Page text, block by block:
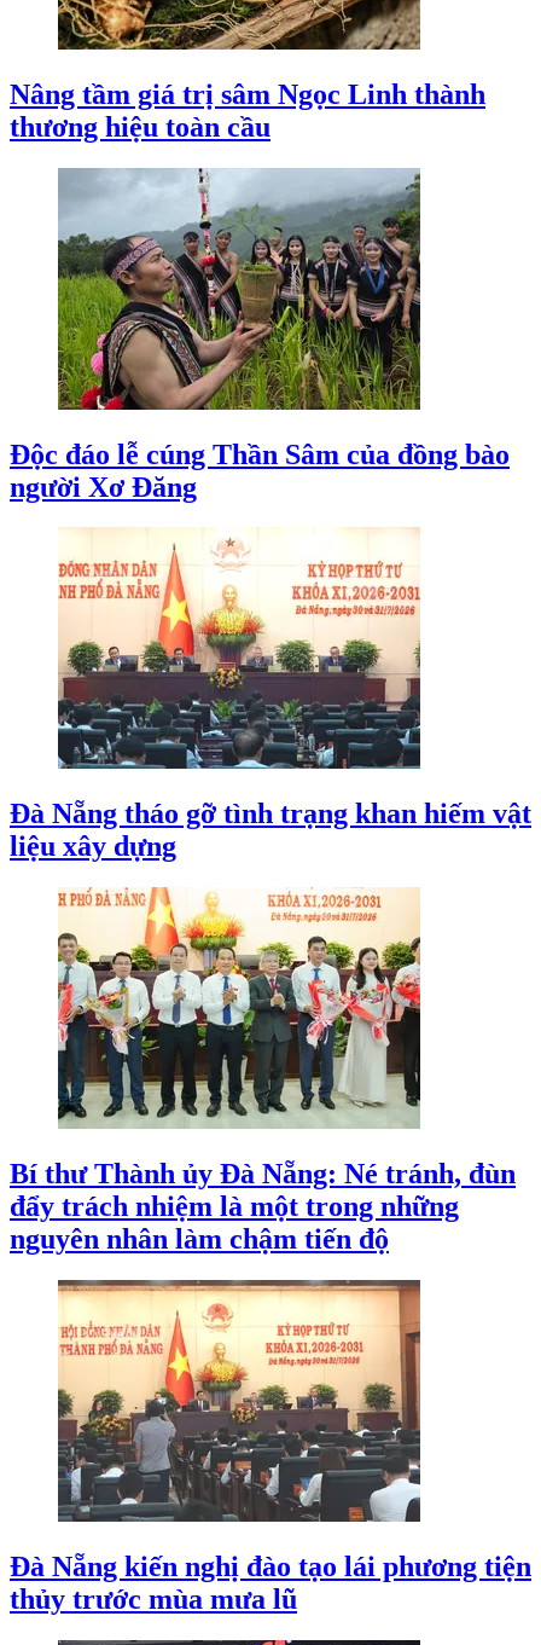
Nâng tầm giá trị sâm Ngọc Linh thành
thương hiệu toàn cầu
Độc đáo lễ cúng Thần Sâm của đồng bào
người Xơ Đăng
Đà Nẵng tháo gỡ tình trạng khan hiếm vật
liệu xây dựng
Bí thư Thành ủy Đà Nẵng: Né tránh, đùn
đẩy trách nhiệm là một trong những
nguyên nhân làm chậm tiến độ
Đà Nẵng kiến nghị đào tạo lái phương tiện
thủy trước mùa mưa lũ